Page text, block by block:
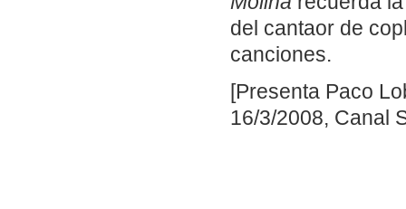
del cantaor de
canciones.
[Presenta Paco
16/3/2008, Canal